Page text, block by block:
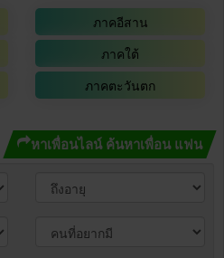
ภาคอีสาน
ภาคใต้
ภาคตะวันตก
หาเพื่อนไลน์ ค้นหาเพื่อน แฟน